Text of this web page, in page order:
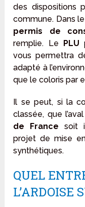
des dispositions
commune. Dans
permis de
remplie. Le PLU
vous permettra
adapté à
que le coloris par
Il se peut, si la
classée, que
de France soit
projet de mise
synthétiques.
QUEL
L’ARDOISE